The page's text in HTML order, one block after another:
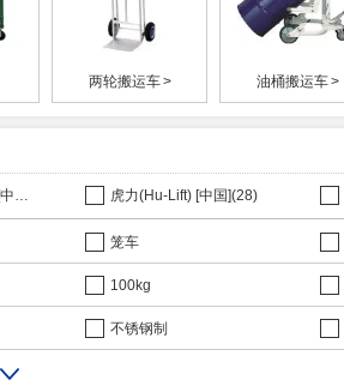
两轮搬运车> 油桶搬运车>
连和(UNI SILENT) [中国](29) 虎力(Hu-Lift) [中国](28)
笼车
100kg
不锈钢制